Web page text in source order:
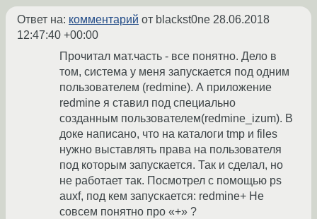
Ответ на: комментарий от blackst0ne 28.06.2018
12:47:40 +00:00
Прочитал мат.часть - все понятно. Дело в
том, система у меня запускается под одним
пользователем (redmine). А приложение
redmine я ставил под специально
созданным пользователем(redmine_izum). В
доке написано, что на каталоги tmp и files
нужно выставлять права на пользователя
под которым запускается. Так и сделал, но
не работает так. Посмотрел с помощью ps
auxf, под кем запускается: redmine+ Не
совсем понятно про «+» ?